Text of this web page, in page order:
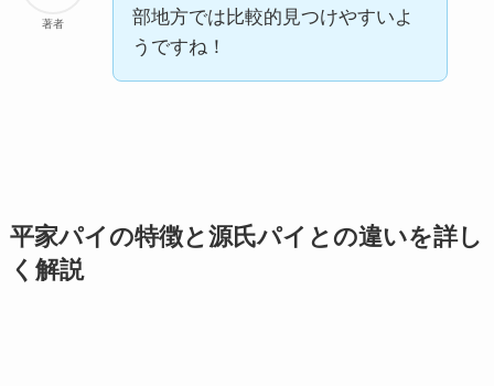
著者
部地方では比較的見つけやすいよ
うですね！
平家パイの特徴と源氏パイとの違いを詳し
く解説